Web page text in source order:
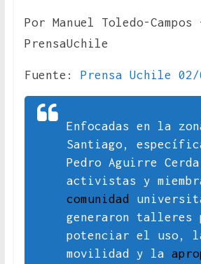
Por Manuel Toledo-Campos
PrensaUchile
Fuente: Prensa Uchile 02/
Enfocadas en la
Santiago,
Pedro Aguirre
activistas y
comunidad
generaron talleres
potenciar el uso,
movilidad y la